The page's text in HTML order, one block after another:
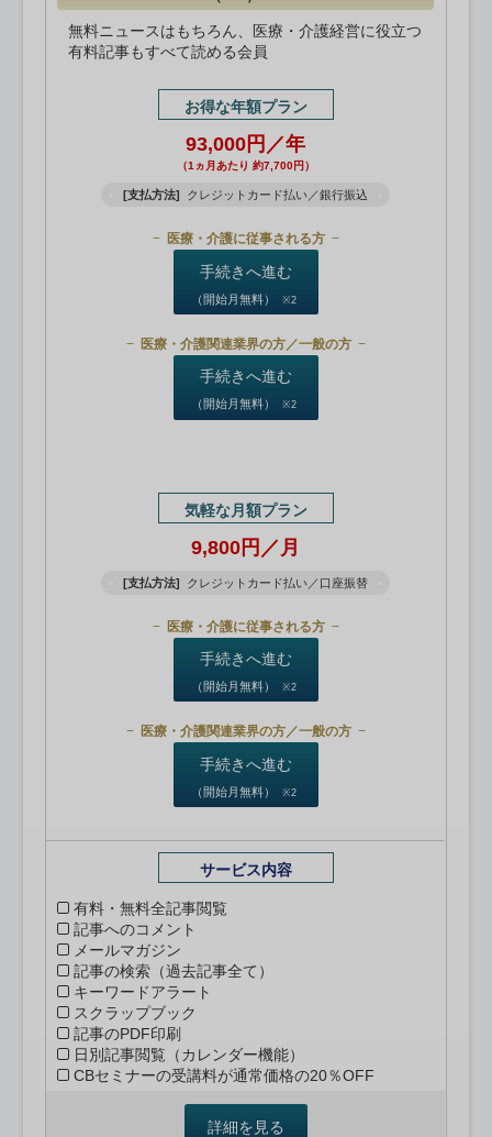
無料ニュースはもちろん、医療・介護経営に役立つ
有料記事もすべて読める会員
お得な年額プラン
93,000円／年
（1ヵ月あたり 約7,700円）
[支払方法] クレジットカード払い／銀行振込
医療・介護に従事される方
手続きへ進む
（開始月無料） ※2
医療・介護関連業界の方／一般の方
手続きへ進む
（開始月無料） ※2
気軽な月額プラン
9,800円／月
[支払方法] クレジットカード払い／口座振替
医療・介護に従事される方
手続きへ進む
（開始月無料） ※2
医療・介護関連業界の方／一般の方
手続きへ進む
（開始月無料） ※2
サービス内容
有料・無料全記事閲覧
記事へのコメント
メールマガジン
記事の検索（過去記事全て）
キーワードアラート
スクラップブック
記事のPDF印刷
日別記事閲覧（カレンダー機能）
CBセミナーの受講料が通常価格の20％OFF
詳細を見る